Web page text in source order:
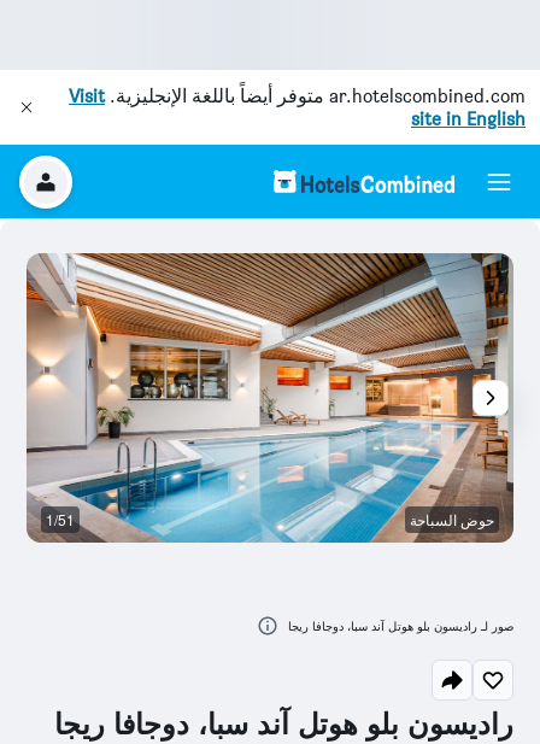
ar.hotelscombined.com متوفر أيضاً باللغة الإنجليزية.Visit
site in English
راديسون بلو هوتل آند سبا، دوجافا ريجا
حوض السباحة 1/51
صور لـ راديسون بلو هوتل آند سبا، دوجافا ريجا